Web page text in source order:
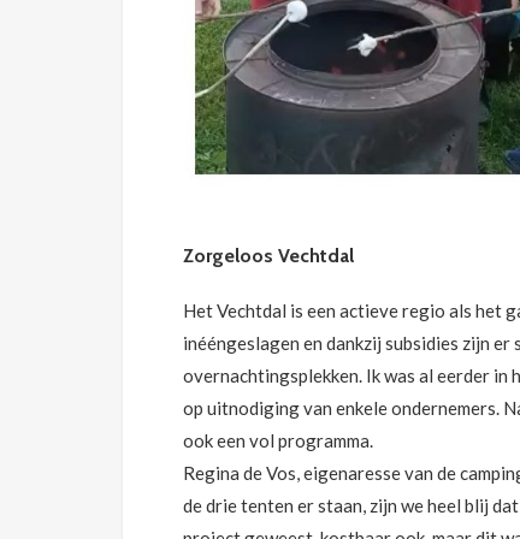
Zorgeloos Vechtdal
Het Vechtdal is een actieve regio als het
inééngeslagen en dankzij subsidies zijn
overnachtingsplekken. Ik was al eerder in
op uitnodiging van enkele ondernemers.
ook een vol programma.
Regina de Vos, eigenaresse van de
de drie tenten er staan, zijn we heel blij